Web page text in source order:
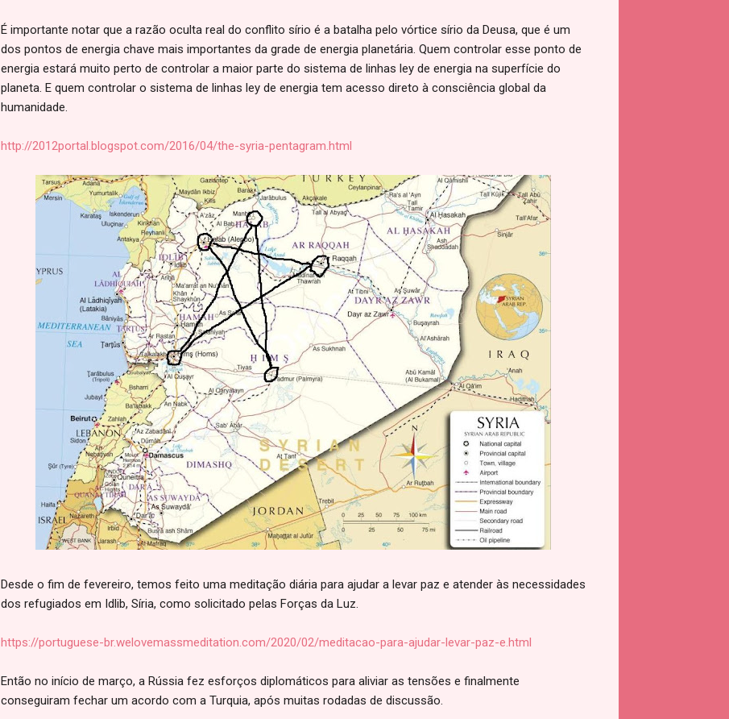
É importante notar que a razão oculta real do conflito sírio é a batalha pelo vórtice sírio da Deusa, que é um
dos pontos de energia chave mais importantes da grade de energia planetária. Quem controlar esse ponto de
energia estará muito perto de controlar a maior parte do sistema de linhas ley de energia na superfície do
planeta. E quem controlar o sistema de linhas ley de energia tem acesso direto à consciência global da
humanidade.
http://2012portal.blogspot.com/2016/04/the-syria-pentagram.html
Desde o fim de fevereiro, temos feito uma meditação diária para ajudar a levar paz e atender às necessidades
dos refugiados em Idlib, Síria, como solicitado pelas Forças da Luz.
https://portuguese-br.welovemassmeditation.com/2020/02/meditacao-para-ajudar-levar-paz-e.html
Então no início de março, a Rússia fez esforços diplomáticos para aliviar as tensões e finalmente
conseguiram fechar um acordo com a Turquia, após muitas rodadas de discussão.